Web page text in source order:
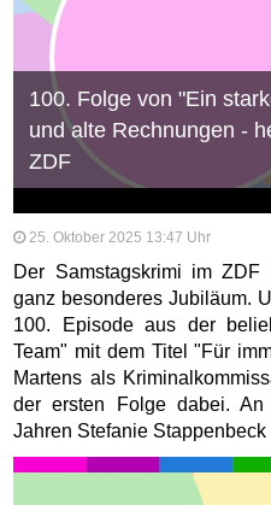
100. Folge von "Ein
und alte Rechnungen -
ZDF
25. Oktober 2025 13:47 Uhr
Der Samstagskrimi im ZDF
ganz besonderes Jubiläum.
100. Episode aus der
Team" mit dem Titel "Für
Martens als
der ersten Folge dabei.
Jahren Stefanie Stappenbeck